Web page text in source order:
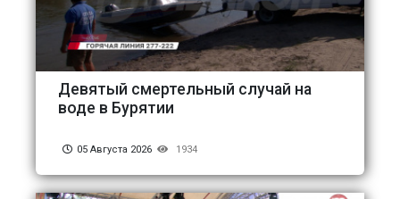
Девятый смертельный случай на
воде в Бурятии
05 Августа 2026 1934